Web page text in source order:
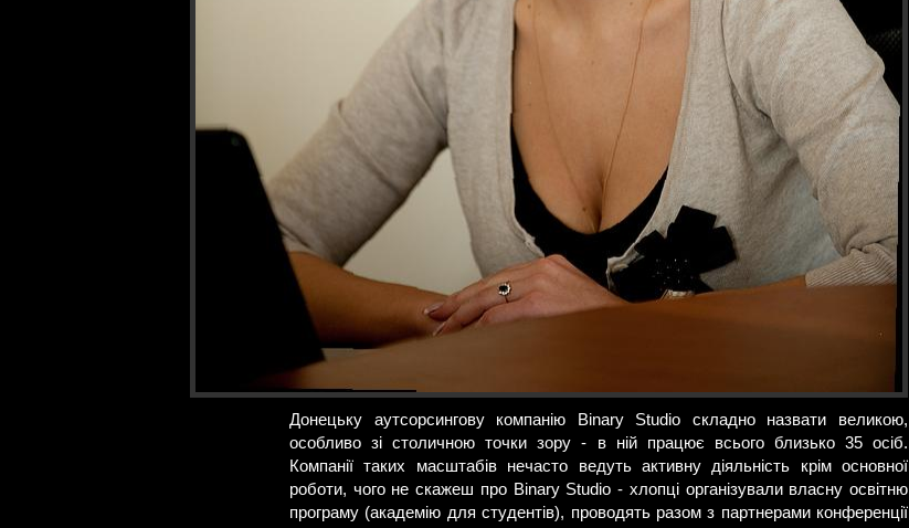
Донецьку аутсорсингову компанію Binary Studio складно назвати великою,
особливо зі столичною точки зору - в ній працює всього близько 35 осіб.
Компанії таких масштабів нечасто ведуть активну діяльність крім основної
роботи, чого не скажеш про Binary Studio - хлопці організували власну освітню
програму (академію для студентів), проводять разом з партнерами конференції